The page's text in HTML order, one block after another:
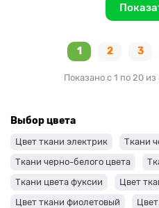
1 2 3
Показано с 1 по 20
Выбор цвета
Цвет ткани электрик
Ткани
Ткани черно-белого цвета
Ткани цвета фуксии
Цвет
Цвет ткани фиолетовый